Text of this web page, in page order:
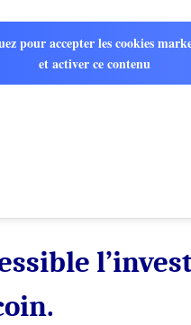
pour accepter les cookies
et activer ce contenu